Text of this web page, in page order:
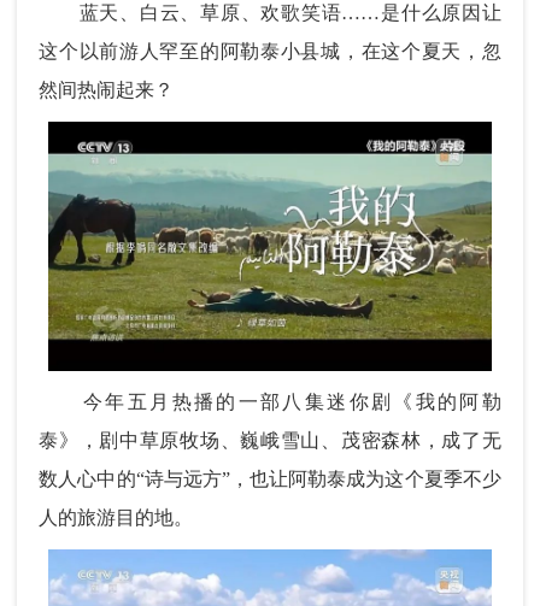
蓝天、白云、草原、欢歌笑语……是什么原因让
这个以前游人罕至的阿勒泰小县城，在这个夏天，忽
然间热闹起来？
今年五月热播的一部八集迷你剧《我的阿勒
泰》，剧中草原牧场、巍峨雪山、茂密森林，成了无
数人心中的“诗与远方”，也让阿勒泰成为这个夏季不少
人的旅游目的地。